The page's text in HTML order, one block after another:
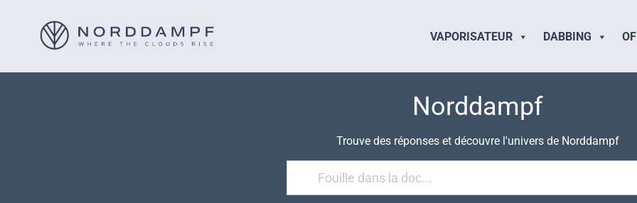
VAPORISATEUR DABBING
Norddampf
Trouve des réponses et découvre l'univers de Norddampf